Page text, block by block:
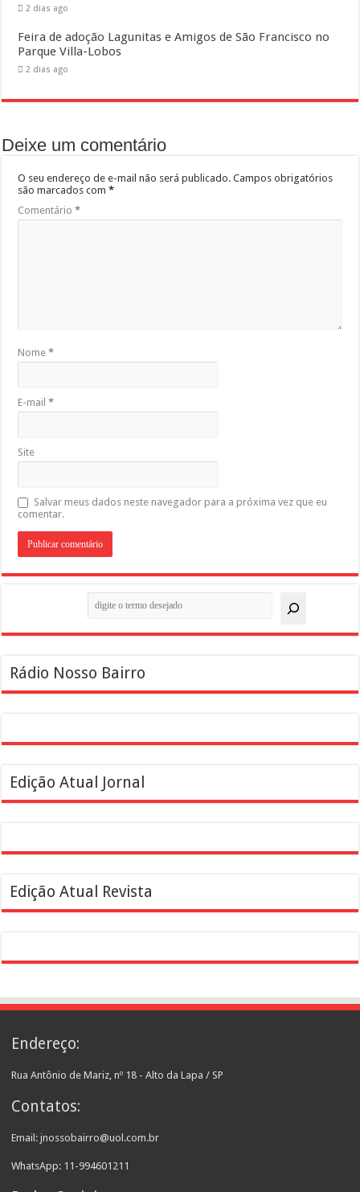
2 dias ago
Feira de adoção Lagunitas e Amigos de São Francisco no
Parque Villa-Lobos
2 dias ago
Deixe um comentário
O seu endereço de e-mail não será publicado. Campos obrigatórios
são marcados com*
Comentário*
Nome*
E-mail*
Site
Salvar meus dados neste navegador para a próxima vez que eu
comentar.
Rádio Nosso Bairro
Edição Atual Jornal
Edição Atual Revista
Endereço:
Rua Antônio de Mariz, nº 18 - Alto da Lapa / SP
Contatos:
Email: jnossobairro@uol.com.br
WhatsApp: 11-994601211